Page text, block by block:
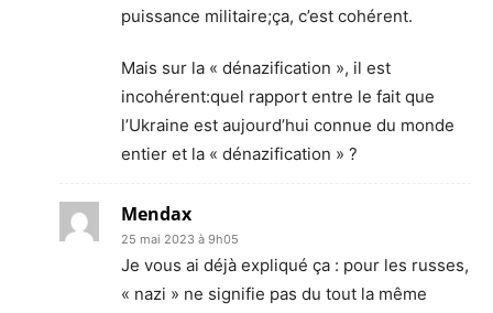
puissance militaire;ça, c’est cohérent.
Mais sur la « dénazification », il est
incohérent:quel rapport entre le fait que
l’Ukraine est aujourd’hui connue du monde
entier et la « dénazification » ?
Mendax
25 mai 2023 à 9h05
Je vous ai déjà expliqué ça : pour les russes,
« nazi » ne signifie pas du tout la même